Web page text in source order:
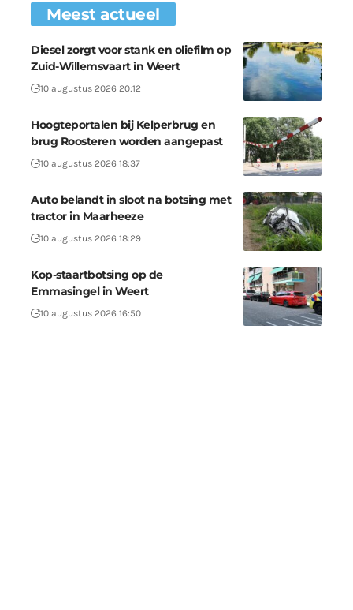
Meest actueel
Diesel zorgt voor stank en oliefilm op
Zuid-Willemsvaart in Weert
10 augustus 2026 20:12
Hoogteportalen bij Kelperbrug en
brug Roosteren worden aangepast
10 augustus 2026 18:37
Auto belandt in sloot na botsing met
tractor in Maarheeze
10 augustus 2026 18:29
Kop-staartbotsing op de
Emmasingel in Weert
10 augustus 2026 16:50